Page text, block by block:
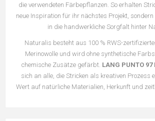
die verwendeten Färbepflanzen. So erhalten
neue Inspiration für ihr nächstes Projekt, sondern
in die handwerkliche Sorgfalt hinter
Naturalis besteht aus 100 % RWS-
Merinowolle und wird ohne synthetische
chemische Zusätze gefärbt. LANG PUNTO
sich an alle, die Stricken als kreativen Prozess
Wert auf natürliche Materialien, Herkunft und